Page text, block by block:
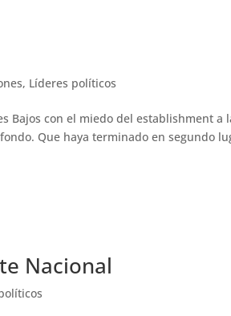
, Líderes políticos
Bajos con el miedo del establishment a
Que haya terminado en segundo
Nacional